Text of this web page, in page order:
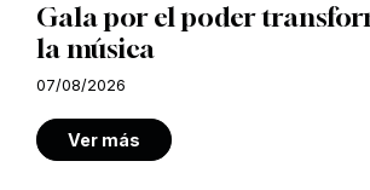
Gala por el poder
la música
07/08/2026
Ver más